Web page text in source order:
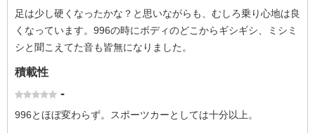
足は少し硬くなったかな？と思いながらも、むしろ乗り心地は良
くなっています。996の時にボディのどこからギシギシ、ミシミ
シと聞こえてた音も皆無になりました。
積載性
-
996とほぼ変わらず。スポーツカーとしては十分以上。